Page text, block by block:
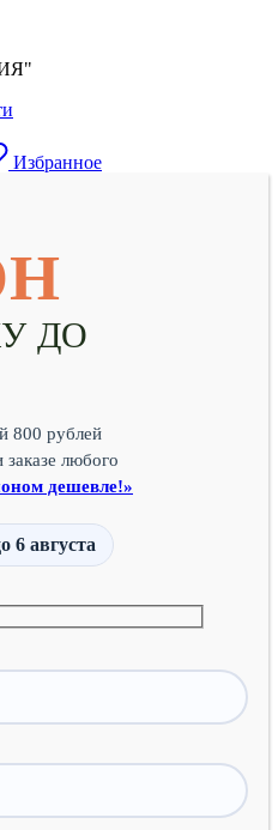
Избранное
ДО
800 рублей
любого
дешевле!»
6 августа